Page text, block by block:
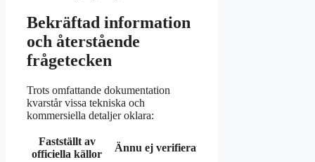
Bekräftad information
och återstående
frågetecken
Trots omfattande dokumentation
kvarstår vissa tekniska och
kommersiella detaljer oklara:
Fastställt av
officiella källor
Ännu ej verifierat